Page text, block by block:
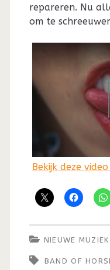
repareren. Nu
om te
Bekijk deze
NIEUWE MUZIEK
BAND OF